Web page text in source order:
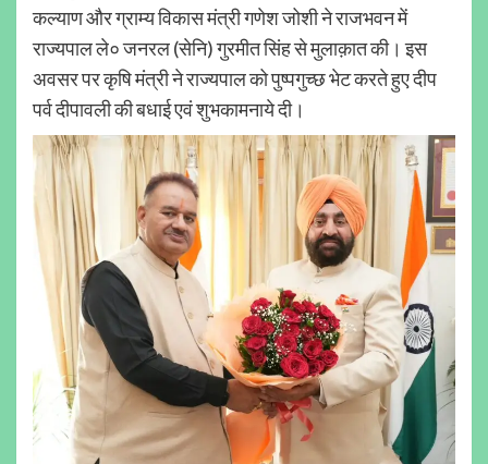
कल्याण और ग्राम्य विकास मंत्री गणेश जोशी ने राजभवन में
राज्यपाल ले० जनरल (सेनि) गुरमीत सिंह से मुलाक़ात की। इस
अवसर पर कृषि मंत्री ने राज्यपाल को पुष्पगुच्छ भेट करते हुए दीप
पर्व दीपावली की बधाई एवं शुभकामनाये दी।